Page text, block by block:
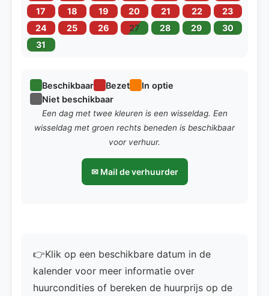
17
18 19 20 21 22
23
24
25 26 27 28 29
30
31
Beschikbaar Bezet
In optie
Niet beschikbaar
Een dag met twee kleuren is een wisseldag. Een
wisseldag met groen rechts beneden is beschikbaar
voor verhuur.
✉ Mail de verhuurder
👉Klik op een beschikbare datum in de
kalender voor meer informatie over
huurcondities of bereken de huurprijs op de